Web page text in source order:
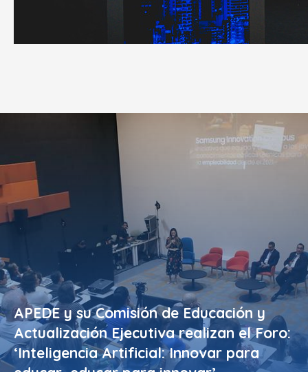
APEDE y su Comisión de Educación y
Actualización Ejecutiva realizan el Foro:
‘Inteligencia Artificial: Innovar para